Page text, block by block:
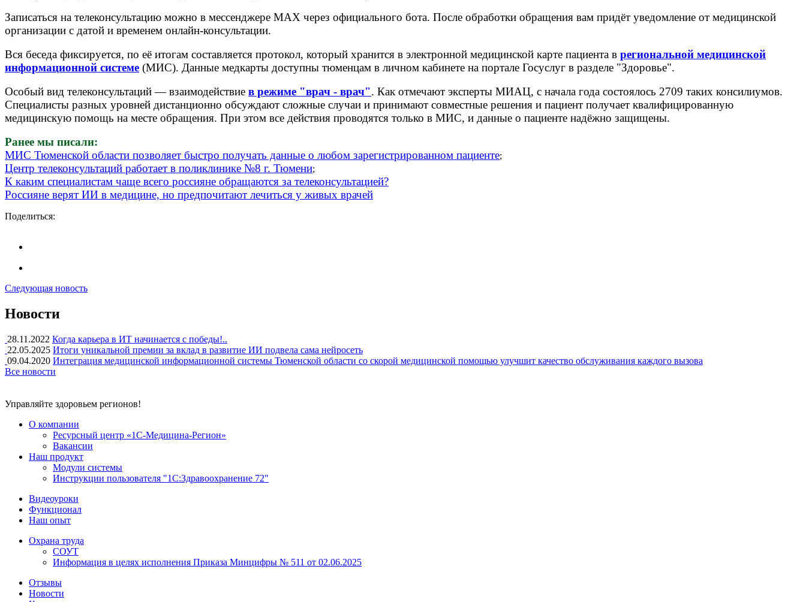
Записаться на телеконсультацию можно в мессенджере MAX через официального бота. После обработки обращения вам придёт уведомление от медицинской
организации с датой и временем онлайн‑консультации.
Вся беседа фиксируется, по её итогам составляется протокол, который хранится в электронной медицинской карте пациента в региональной медицинской
информационной системе (МИС). Данные медкарты доступны тюменцам в личном кабинете на портале Госуслуг в разделе "Здоровье".
Особый вид телеконсультаций — взаимодействие в режиме "врач - врач". Как отмечают эксперты МИАЦ, с начала года состоялось 2709 таких консилиумов.
Специалисты разных уровней дистанционно обсуждают сложные случаи и принимают совместные решения и пациент получает квалифицированную
медицинскую помощь на месте обращения. При этом все действия проводятся только в МИС, и данные о пациенте надёжно защищены.
Ранее мы писали:
МИС Тюменской области позволяет быстро получать данные о любом зарегистрированном пациенте;
Центр телеконсультаций работает в поликлинике №8 г. Тюмени;
К каким специалистам чаще всего россияне обращаются за телеконсультацией?
Россияне верят ИИ в медицине, но предпочитают лечиться у живых врачей
Поделиться:
Следующая новость
Новости
28.11.2022 Когда карьера в ИТ начинается с победы!..
22.05.2025 Итоги уникальной премии за вклад в развитие ИИ подвела сама нейросеть
09.04.2020 Интеграция медицинской информационной системы Тюменской области со скорой медицинской помощью улучшит качество обслуживания каждого вызова
Все новости
Управляйте здоровьем регионов!
О компании
Ресурсный центр «1С-Медицина-Регион»
Вакансии
Наш продукт
Модули системы
Инструкции пользователя "1С:Здравоохранение 72"
Видеоуроки
Функционал
Наш опыт
Охрана труда
СОУТ
Информация в целях исполнения Приказа Минцифры № 511 от 02.06.2025
Отзывы
Новости